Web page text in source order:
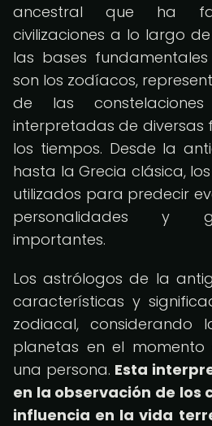
ancestral que ha
civilizaciones a lo largo
las bases
son los zodíacos,
de las
interpretadas de diversas
los tiempos. Desde la
hasta la Grecia clásica,
utilizados para predecir
personalidades y
importantes.
Los astrólogos de la
características y
zodiacal, considerando
planetas en el momento
una persona. Esta
en la observación de los
influencia en la vida